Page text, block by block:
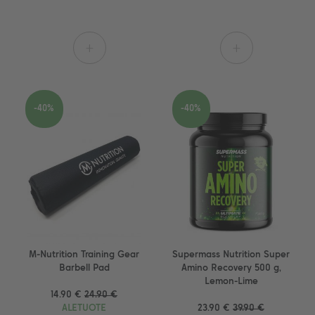
M-Nutrition Training Gear
Barbell Pad
14.90 € 24.90 €
ALETUOTE
-40%
Supermass Nutrition Super
Amino Recovery 500 g,
Lemon-Lime
23.90 € 39.90 €
-40%